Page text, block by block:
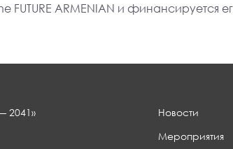
FUTURE ARMENIAN и финансируется
2041»
Новости
Мероприятия